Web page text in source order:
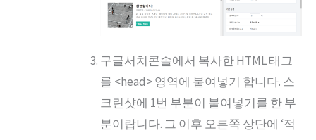
구글서치콘솔에서 복사한 HTML 태그
를 <head> 영역에 붙여넣기 합니다. 스
크린샷에 1번 부분이 붙여넣기를 한 부
분이랍니다. 그 이후 오른쪽 상단에 ‘적